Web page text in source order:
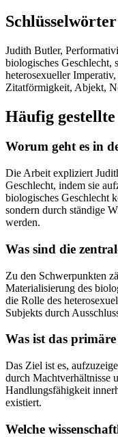
Schlüsselwörter
Judith Butler,
biologisches Geschlecht,
heterosexueller
Zitatförmigkeit, Abjekt,
Häufig
Worum geht es in
Die Arbeit expliziert
Geschlecht, indem sie
biologisches Geschlecht
sondern durch ständige
werden.
Was sind die
Zu den Schwerpunkten
Materialisierung des
die Rolle des
Subjekts durch
Was ist das
Das Ziel ist es,
durch Machtverhältnisse
Handlungsfähigkeit
existiert.
Welche